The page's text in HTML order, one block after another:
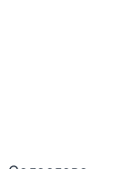
кладовые
джакузи,
комната
с
комната